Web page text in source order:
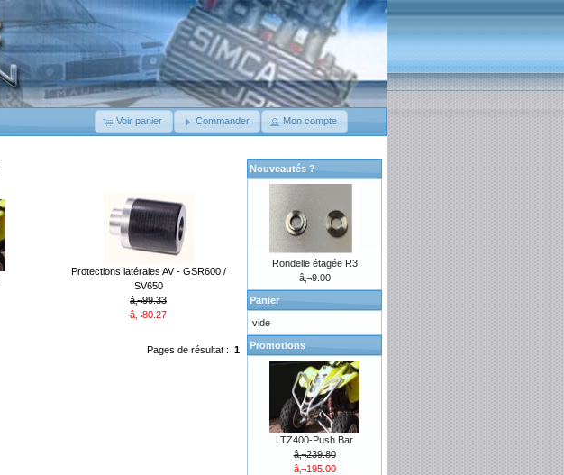
Voir panier Commander Mon compte
Protections latérales AV - GSR600 /
SV650
â‚¬99.33
â‚¬80.27
Pages de résultat : 1
Nouveautés ?
Rondelle étagée R3
â‚¬9.00
Panier
vide
Promotions
LTZ400-Push Bar
â‚¬239.80
â‚¬195.00